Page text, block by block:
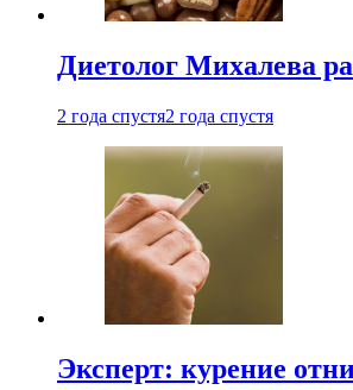
Диетолог Михалева
2 года спустя2 года спустя
Эксперт: курение